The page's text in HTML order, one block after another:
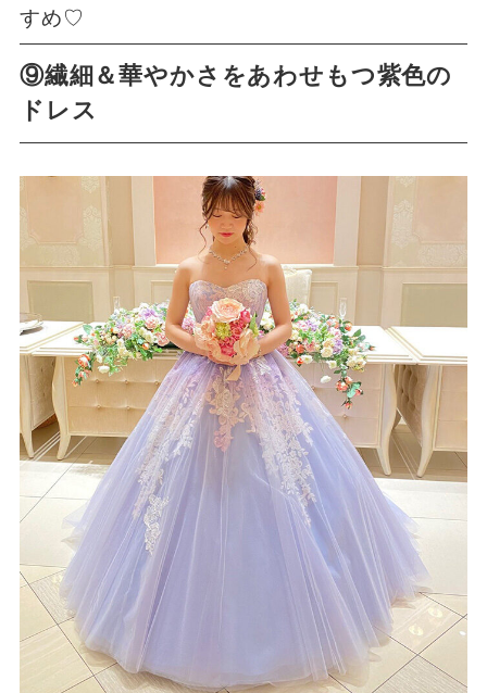
すめ♡
⑨繊細＆華やかさをあわせもつ紫色の
ドレス